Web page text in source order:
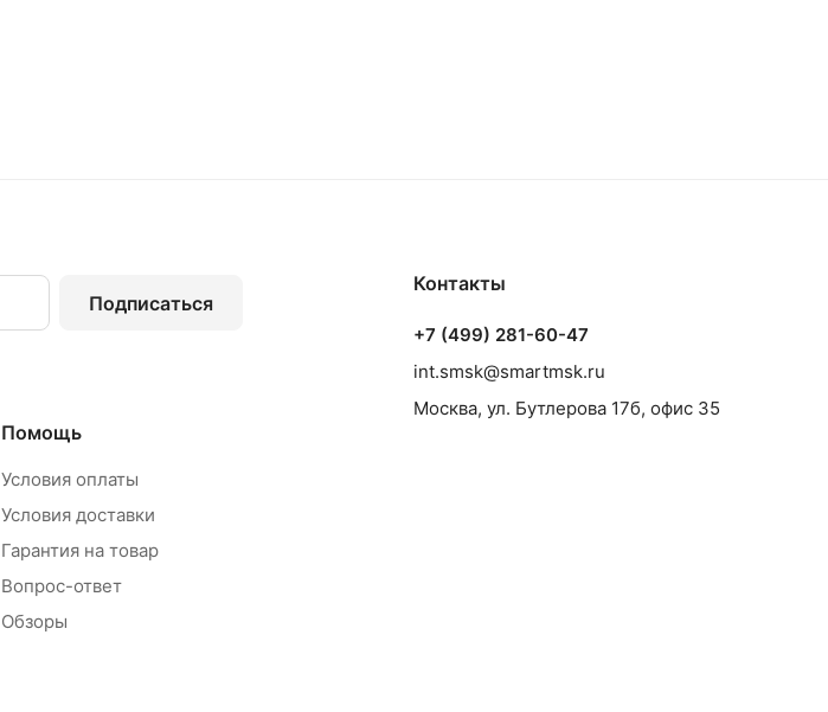
Подписаться
Помощь
Условия оплаты
Условия доставки
Гарантия на товар
Вопрос-ответ
Обзоры
Контакты
+7 (499) 281-60-47
int.smsk@smartmsk.ru
Москва, ул. Бутлерова 17б, офис 35